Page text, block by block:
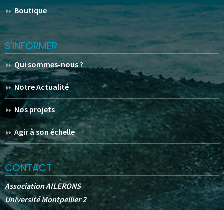
Boutique
S’INFORMER
Qui sommes-nous ?
Notre Actualité
Nos projets
Agir à son échelle
CONTACT
Association AILERONS
Université Montpellier 2